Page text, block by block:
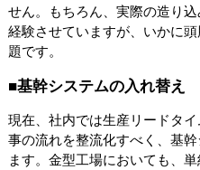
せん。もちろん、実際の造り
経験させていますが、いかに
題です。
■基幹システムの入れ替え
現在、社内では生産リードタ
事の流れを整流化すべく、基
ます。金型工場においても、